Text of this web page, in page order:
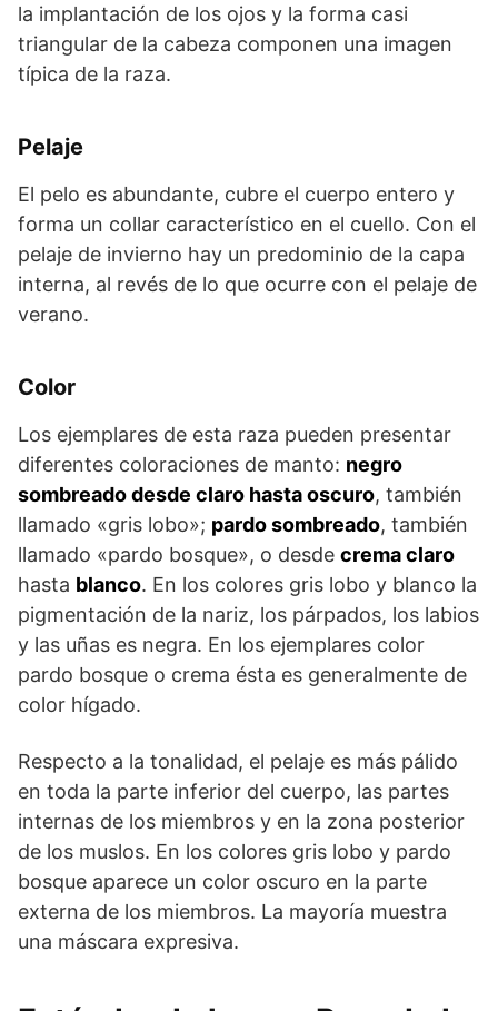
la implantación de los ojos y la forma casi
triangular de la cabeza componen una imagen
típica de la raza.
Pelaje
El pelo es abundante, cubre el cuerpo entero y
forma un collar característico en el cuello. Con el
pelaje de invierno hay un predominio de la capa
inter­na, al revés de lo que ocurre con el pelaje de
verano.
Color
Los ejemplares de esta raza pueden presentar
diferentes colora­ciones de manto: negro
sombreado desde claro hasta oscuro, también
llamado «gris lobo»; pardo sombreado, también
llamado «pardo bosque», o desde crema claro
hasta blanco. En los colores gris lobo y blanco la
pig­mentación de la nariz, los párpados, los labios
y las uñas es negra. En los ejemplares color
pardo bosque o crema ésta es generalmente de
color hígado.
Respecto a la tonalidad, el pelaje es más pálido
en toda la parte inferior del cuerpo, las partes
internas de los miembros y en la zona posterior
de los muslos. En los colores gris lobo y pardo
bosque aparece un color oscuro en la parte
externa de los miembros. La mayoría muestra
una máscara expresiva.